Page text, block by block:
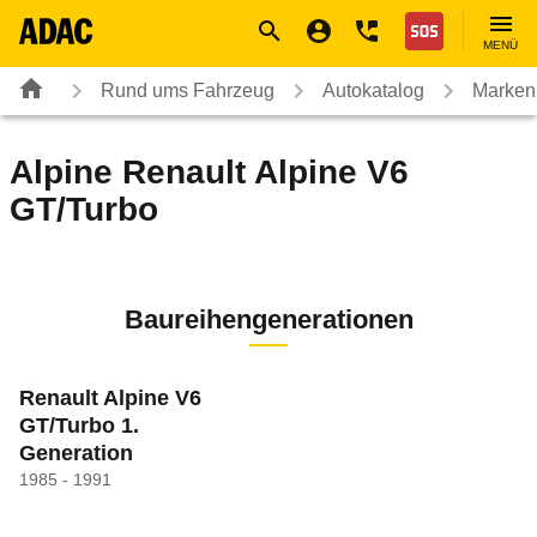
Nothilfe
MENÜ
Rund ums Fahrzeug Autokatalog
Alpine Renault Alpine V6
GT/Turbo
Baureihengenerationen
Renault Alpine V6
GT/Turbo 1.
Generation
1985 - 1991